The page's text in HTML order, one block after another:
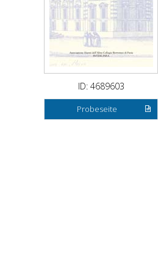
ID: 4689603
Probeseite